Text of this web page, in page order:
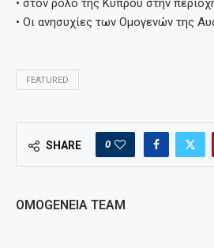
• Οι ανησυχίες των Ομογενών της
FEATURED
SHARE 0
OMOGENEIA TEAM